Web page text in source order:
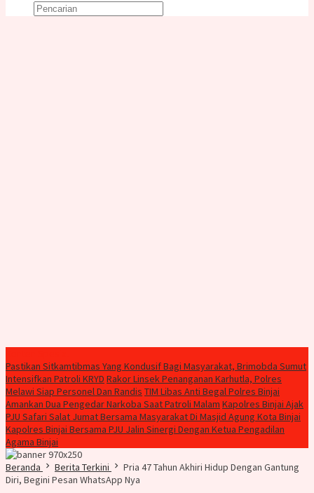
Pastikan Sitkamtibmas Yang Kondusif Bagi Masyarakat, Brimobda Sumut
Intensifkan Patroli KRYD Rakor Linsek Penanganan Karhutla, Polres
Melawi Siap Personel Dan Randis TIM Libas Anti Begal Polres Binjai
Amankan Dua Pengedar Narkoba Saat Patroli Malam Kapolres Binjai Ajak
PJU Safari Salat Jumat Bersama Masyarakat Di Masjid Agung Kota Binjai
Kapolres Binjai Bersama PJU Jalin Sinergi Dengan Ketua Pengadilan
Agama Binjai
Beranda
Berita Terkini
Pria 47 Tahun Akhiri Hidup Dengan Gantung
Diri, Begini Pesan WhatsApp Nya